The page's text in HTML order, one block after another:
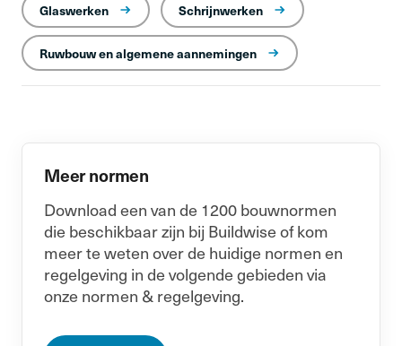
Glaswerken Schrijnwerken
Ruwbouw en algemene aannemingen
Meer normen
Download een van de 1200 bouwnormen
die beschikbaar zijn bij Buildwise of kom
meer te weten over de huidige normen en
regelgeving in de volgende gebieden via
onze normen & regelgeving.